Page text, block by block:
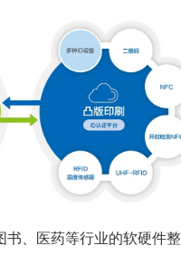
、医药等行业的软硬件